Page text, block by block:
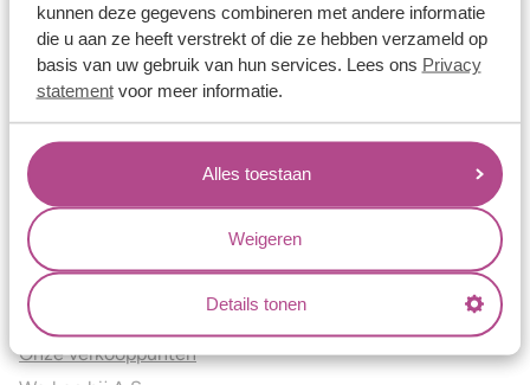
kunnen deze gegevens combineren met andere informatie
die u aan ze heeft verstrekt of die ze hebben verzameld op
basis van uw gebruik van hun services. Lees ons Privacy
statementvoor meer informatie.
Alles toestaan
Weigeren
Details tonen
Historie
Certificaten
Blogs
Jouw voordelen
Conflictvrije Materialen
Oneindig veel mogelijkheden
Kwaliteit
Juweliers & Contact
Onze verkooppunten